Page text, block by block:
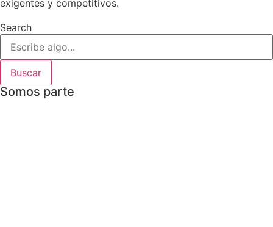
exigentes y competitivos.
Search
Buscar
Somos parte